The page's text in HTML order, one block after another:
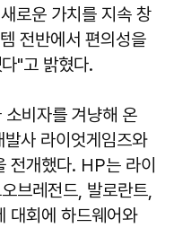
로운 가치를 지속 창
전반에서 편의성을
"고 밝혔다.
비자를 겨냥해 온
사 라이엇게임즈와
전개했다. HP는 라이
브레전드, 발로란트,
대회에 하드웨어와